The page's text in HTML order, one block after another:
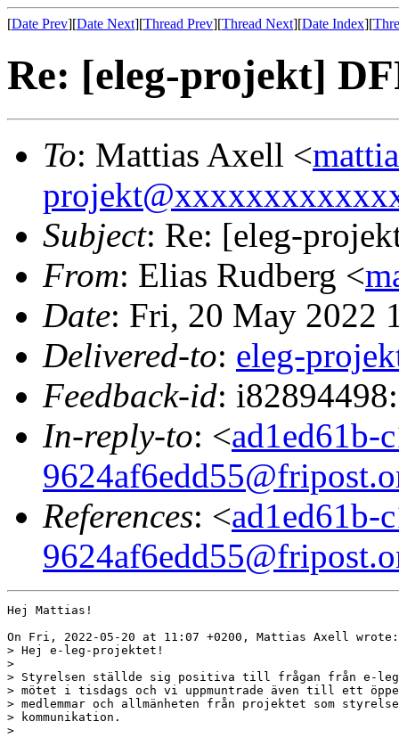
[Date Prev][Date Next][Thread Prev][Thread Next][Date Index][
Re: [eleg-projekt]
To: Mattias Axell <
Subject: Re: [eleg-
From: Elias Rudberg <
Date: Fri, 20 May 2022
Delivered-to: eleg-
Feedback-id:
In-reply-to: <ad1ed61b-
References: <ad1ed61b-
Hej Mattias!
On Fri, 2022-05-20 at 11:07 +0200, Mattias Axell wrote:
> Hej e-leg-projektet!
>
> Styrelsen ställde sig positiva till frågan från e-
> mötet i tisdags och vi uppmuntrade även till ett
> medlemmar och allmänheten från projektet som
> kommunikation.
>